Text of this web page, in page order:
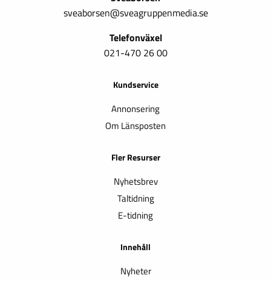
sveaborsen@sveagruppenmedia.se
Telefonväxel
021-470 26 00
Kundservice
Annonsering
Om Länsposten
Fler Resurser
Nyhetsbrev
Taltidning
E-tidning
Innehåll
Nyheter